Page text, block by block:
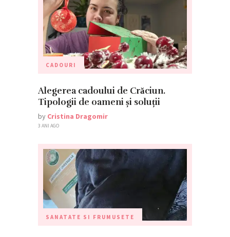
CADOURI
Alegerea cadoului de Crăciun.
Tipologii de oameni și soluții
by Cristina Dragomir
3 ANI AGO
SANATATE SI FRUMUSETE